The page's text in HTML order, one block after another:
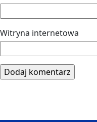
Witryna internetowa